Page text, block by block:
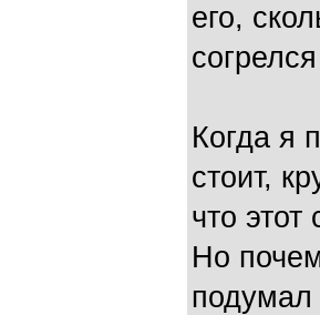
его,
Когда я
стоит,
что
Но
подумал